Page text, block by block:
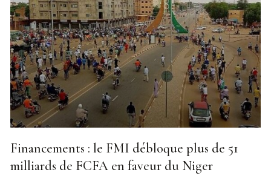
Financements : le FMI débloque plus de 51
milliards de FCFA en faveur du Niger